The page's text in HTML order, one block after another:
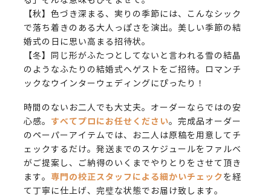
【秋】色づき深まる、実りの季節には、こんなシック
で落ち着きのある大人っぽさを演出。美しい季節の結
婚式の日に思い高まる招待状。
【冬】同じ形がふたつとしてないと言われる雪の結晶
のようなふたりの結婚式へゲストをご招待。ロマンチ
ックなウインターウェディングにぴったり！
時間のないお二人でも大丈夫。オーダーならではの安
心感。 すべてプロにお任せください。完成品オーダー
のペーパーアイテムでは、お二人は原稿を用意してチ
ェックするだけ。発送までのスケジュールをファルベ
がご提案し、ご納得のいくまでやりとりをさせて頂き
ます。 専門の校正スタッフによる細かいチェックを経
て丁寧に仕上げ、完璧な状態でお届け致します。